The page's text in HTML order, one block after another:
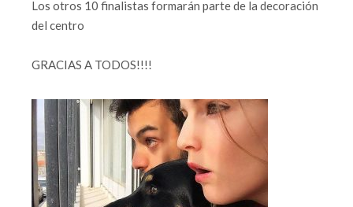
Los otros 10 finalistas formarán parte de la decoración
del centro
GRACIAS A TODOS!!!!